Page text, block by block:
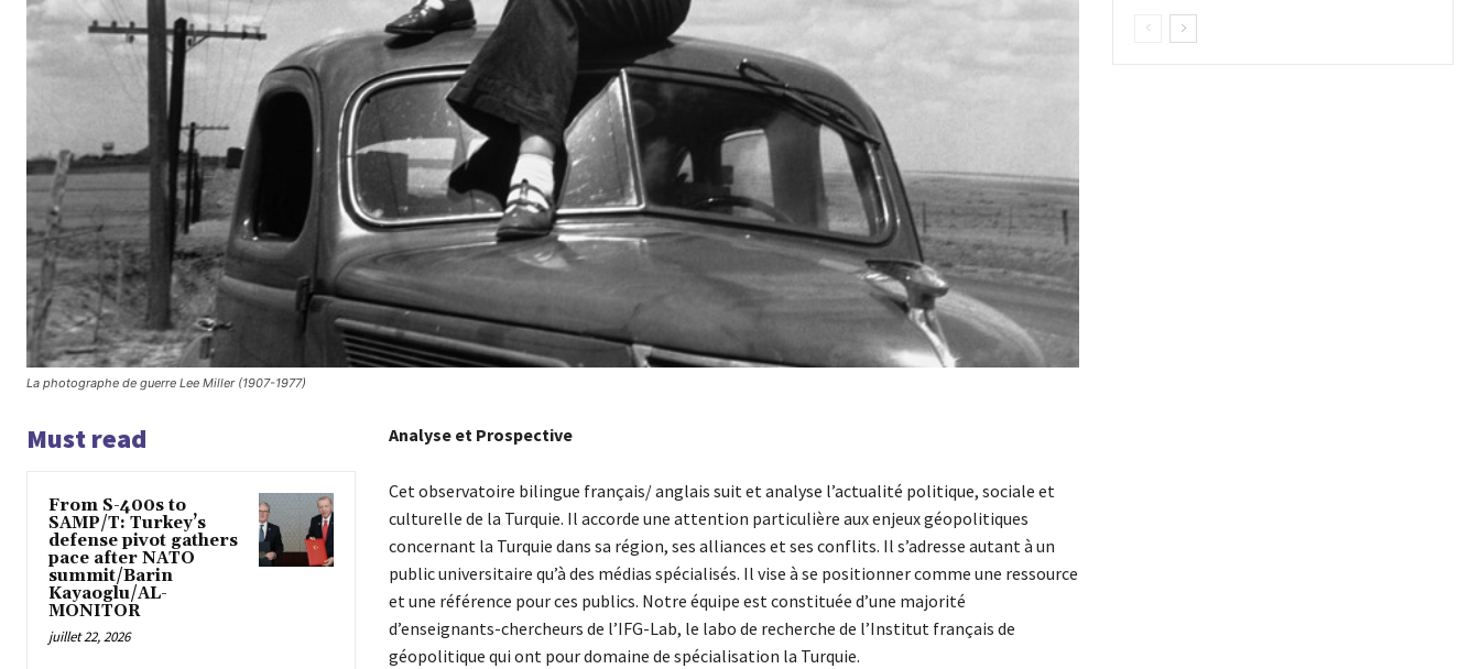
La photographe de guerre Lee Miller (1907-1977)
Must read
From S-400s to
SAMP/T: Turkey’s
defense pivot gathers
pace after NATO
summit/Barin
Kayaoglu/AL-
MONITOR
juillet 22, 2026
Analyse et Prospective
Cet observatoire bilingue français/ anglais suit et analyse l’actualité politique, sociale et
culturelle de la Turquie. Il accorde une attention particulière aux enjeux géopolitiques
concernant la Turquie dans sa région, ses alliances et ses conflits. Il s’adresse autant à un
public universitaire qu’à des médias spécialisés. Il vise à se positionner comme une ressource
et une référence pour ces publics. Notre équipe est constituée d’une majorité
d’enseignants-chercheurs de l’IFG-Lab, le labo de recherche de l’Institut français de
géopolitique qui ont pour domaine de spécialisation la Turquie.